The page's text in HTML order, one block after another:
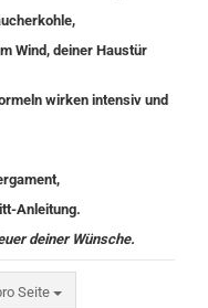
Wind, deiner Haustür
wirken intensiv und
Anleitung.
deiner Wünsche.
Seite
Seite